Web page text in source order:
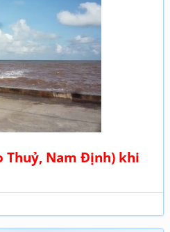
Thuỷ, Nam Định) khi